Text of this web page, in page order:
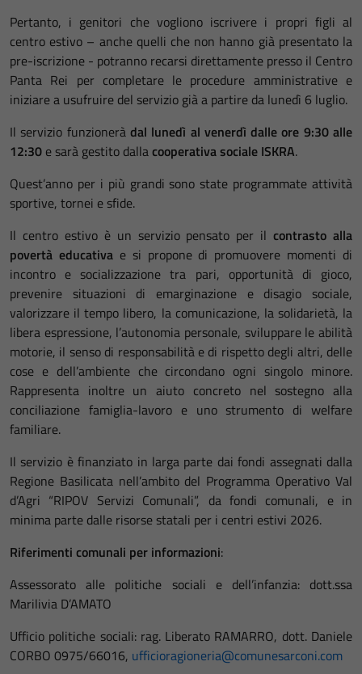
Pertanto, i genitori che vogliono iscrivere i propri figli al
centro estivo – anche quelli che non hanno già presentato la
pre-iscrizione - potranno recarsi direttamente presso il Centro
Panta Rei per completare le procedure amministrative e
iniziare a usufruire del servizio già a partire da lunedì 6 luglio.
Il servizio funzionerà dal lunedì al venerdì dalle ore 9:30 alle
12:30 e sarà gestito dallacooperativa sociale ISKRA.
Quest’anno per i più grandi sono state programmate attività
sportive, tornei e sfide.
Il centro estivo è un servizio pensato per ilcontrasto alla
povertà educativae si propone di promuovere momenti di
incontro e socializzazione tra pari, opportunità di gioco,
prevenire situazioni di emarginazione e disagio sociale,
valorizzare il tempo libero, la comunicazione, la solidarietà, la
libera espressione, l’autonomia personale, sviluppare le abilità
motorie, il senso di responsabilità e di rispetto degli altri, delle
cose e dell’ambiente che circondano ogni singolo minore.
Rappresenta inoltre un aiuto concreto nel sostegno alla
conciliazione famiglia-lavoro e uno strumento di welfare
familiare.
Il servizio è finanziato in larga parte dai fondi assegnati dalla
Regione Basilicata nell’ambito del Programma Operativo Val
d’Agri “RIPOV Servizi Comunali”, ­da fondi comunali, e in
minima parte dalle risorse statali per i centri estivi 2026.
Riferimenti comunali per informazioni:
Assessorato alle politiche sociali e dell’infanzia: dott.ssa
Marilivia D’AMATO
Ufficio politiche sociali: rag. Liberato RAMARRO, dott. Daniele
CORBO 0975/66016, ufficioragioneria@comunesarconi.com